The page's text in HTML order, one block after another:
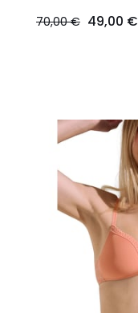
70,00 € 49,00 €